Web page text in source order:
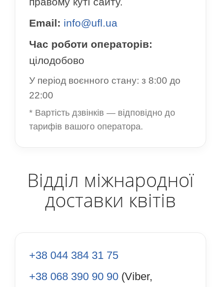
Email: info@ufl.ua
Час роботи операторів:
цілодобово
У період воєнного стану: з 8:00 до
22:00
* Вартість дзвінків — відповідно до
тарифів вашого оператора.
Відділ міжнародної
доставки квітів
+38 044 384 31 75
+38 068 390 90 90 (Viber,